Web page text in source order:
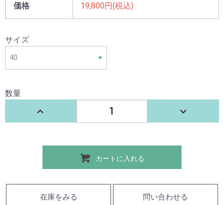
価格 19,800円(税込)
サイズ
数量
カートに入れる
在庫をみる 問い合わせる